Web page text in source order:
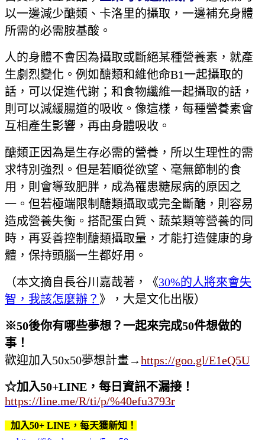
以一邊減少醣類、卡洛里的攝取，一邊補充身體
所需的必需胺基酸。
人的身體不會因為攝取或斷絕某種營養素，就產
生劇烈變化。例如醣類和維他命B1一起攝取的
話，可以促進代謝；和食物纖維一起攝取的話，
則可以減緩腸道的吸收。像這樣，每種營養素會
互相產生影響，再由身體吸收。
醣類正因為是生存必需的營養，所以生理性的需
求特別強烈。但是若順從欲望、毫無節制的食
用，則會導致肥胖，成為罹患糖尿病的原因之
一。但若極端限制醣類攝取或完全斷醣，則容易
造成營養失衡。搭配蛋白質、蔬菜類等營養的同
時，再妥善控制醣類攝取量，才能打造健康的身
體，保持頭腦一生都好用。
（本文摘自長谷川嘉哉著，《30%的人將來會失
智，我該怎麼辦？ 》，大是文化出版）
※50後你有哪些夢想？一起來完成50件想做的
事！
歡迎加入50x50夢想計畫 →https://goo.gl/E1eQ5U
☆加入50+LINE，每日資訊不漏接！
https://line.me/R/ti/p/%40efu3793r
加入50+ LINE，每天獲新知！